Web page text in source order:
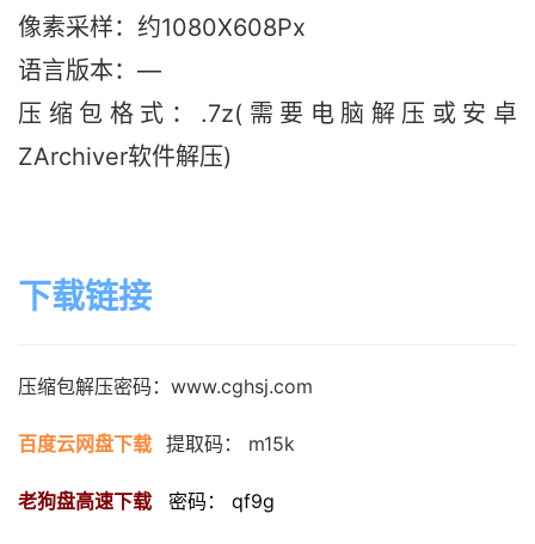
像素采样：约1080X608Px
语言版本：—
压缩包格式：.7z(需要电脑解压或安卓
ZArchiver软件解压)
下载链接
压缩包解压密码：www.cghsj.com
百度云网盘下载 提取码： m15k
老狗盘高速下载 密码： qf9g